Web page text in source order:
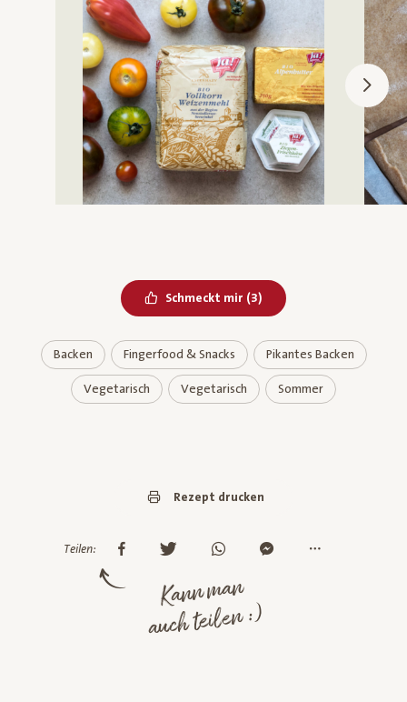
Schmeckt mir Bereits geliked
(3)
Backen Fingerfood & Snacks Pikantes Backen
Vegetarisch Vegetarisch Sommer
Rezept drucken
Teilen:
Kann man
auch teilen :)